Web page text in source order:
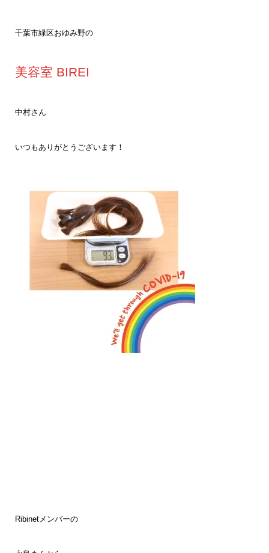
千葉市緑区おゆみ野の
美容室 BIREI
中村さん
いつもありがとうございます！
Ribinetメンバーの